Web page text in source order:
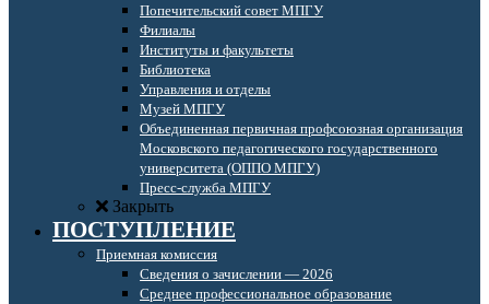
Попечительский совет МПГУ
Филиалы
Институты и факультеты
Библиотека
Управления и отделы
Музей МПГУ
Объединенная первичная профсоюзная организация
Московского педагогического государственного
университета (ОППО МПГУ)
Пресс-служба МПГУ
Закрыть
ПОСТУПЛЕНИЕ
Приемная комиссия
Сведения о зачислении — 2026
Среднее профессиональное образование